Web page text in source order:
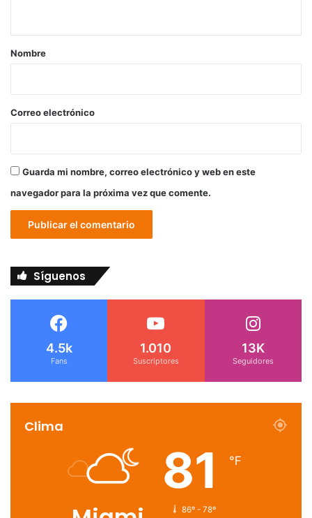
r
*
Nombre
Correo electrónico
Guarda mi nombre, correo electrónico y web en este
navegador para la próxima vez que comente.
Síguenos
4.5k
Fans
1.010
Suscriptores
13K
Seguidores
Clima
81 ℉
86º - 78º